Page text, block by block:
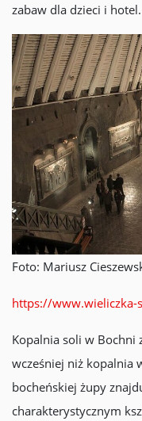
zabaw dla dzieci i hotel.
Foto: Mariusz
https://www.wieliczka-
Kopalnia soli w Bochni
wcześniej niż kopalnia
bocheńskiej żupy
charakterystycznym